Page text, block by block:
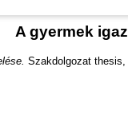
A gyermek
Szakdolgozat